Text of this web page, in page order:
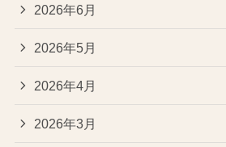
2026年6月
2026年5月
2026年4月
2026年3月